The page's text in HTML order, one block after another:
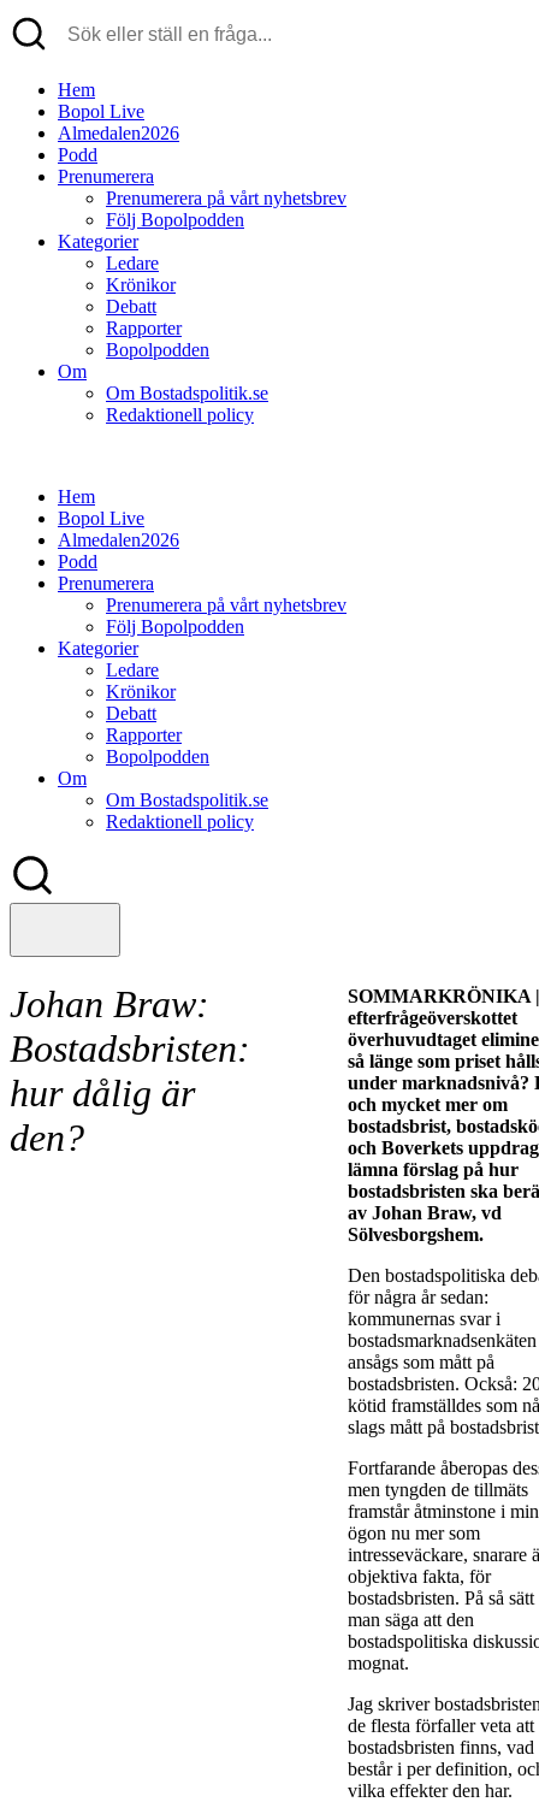
Hem
Bopol Live
Almedalen2026
Podd
Prenumerera
Prenumerera på vårt nyhetsbrev
Följ Bopolpodden
Kategorier
Ledare
Krönikor
Debatt
Rapporter
Bopolpodden
Om
Om Bostadspolitik.se
Redaktionell policy
Hem
Bopol Live
Almedalen2026
Podd
Prenumerera
Prenumerera på vårt nyhetsbrev
Följ Bopolpodden
Kategorier
Ledare
Krönikor
Debatt
Rapporter
Bopolpodden
Om
Om Bostadspolitik.se
Redaktionell policy
Johan Braw:
Bostadsbristen:
hur dålig är
den?
SOMMARKRÖNIKA
efterfrågeöverskottet
överhuvudtaget
så länge som priset
under marknadsnivå?
och mycket mer om
bostadsbrist,
och Boverkets
lämna förslag på hur
bostadsbristen ska
av Johan Braw, vd
Sölvesborgshem.
Den bostadspolitiska
för några år sedan:
kommunernas svar i
bostadsmarknadsenkäten
ansågs som mått på
bostadsbristen. Också:
kötid framställdes som
slags mått på
Fortfarande åberopas
men tyngden de tillmäts
framstår åtminstone i
ögon nu mer som
intresseväckare, snarare
objektiva fakta, för
bostadsbristen. På så
man säga att den
bostadspolitiska
mognat.
Jag skriver
de flesta förfaller veta att
bostadsbristen finns, vad
består i per definition,
vilka effekter den har.